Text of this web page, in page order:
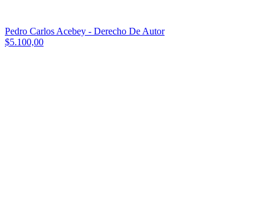
Pedro Carlos Acebey - Derecho De Autor
$5.100,00